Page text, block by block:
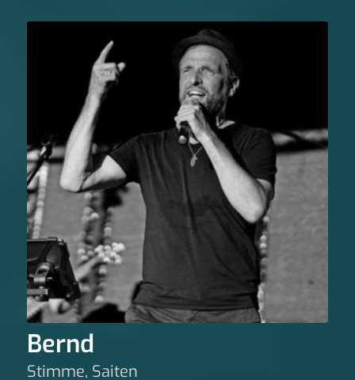
Bernd
Stimme, Saiten